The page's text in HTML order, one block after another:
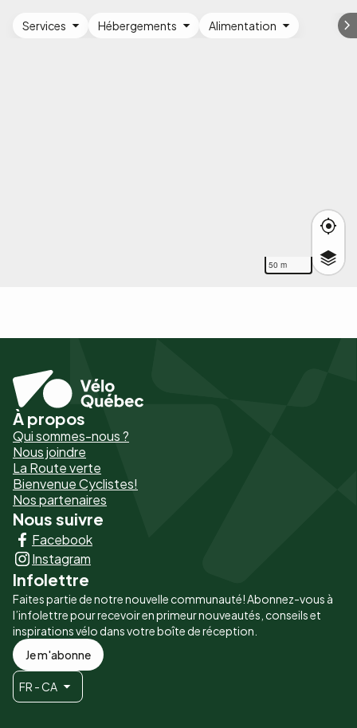
50 m
Services Hébergements Alimentation
Pied
de
page
-
Liens
principaux
À propos
Qui sommes-nous ?
Nous joindre
La Route verte
Bienvenue Cyclistes!
Nos partenaires
Nous suivre
Facebook
Instagram
Infolettre
Faites partie de notre nouvelle communauté! Abonnez-vous à
l’infolettre pour recevoir en primeur nouveautés, conseils et
inspirations vélo dans votre boîte de réception.
Je m'abonne
FR - CA